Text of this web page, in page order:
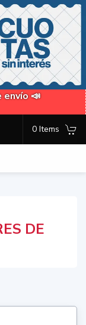
envío 📣
0 Items
DE